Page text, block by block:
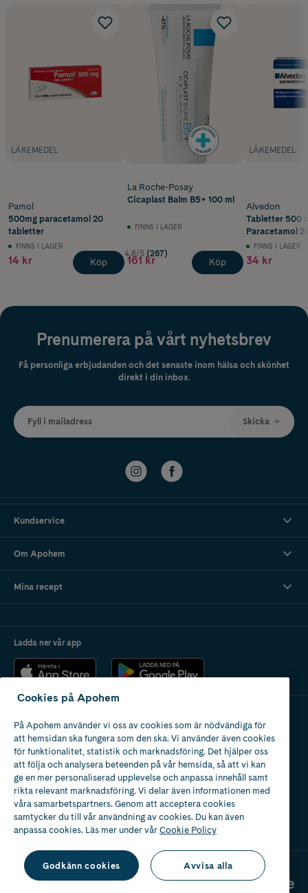
LÄKEMEDEL
Pamol
500mg paracetamol 20
tabletter
FINNS I LAGER
14 kr Köp
La Roche-Posay
Cicaplast Balm B5+ 100 ml
FINNS I LAGER
4.8/5 (267)
161 kr Köp
LÄKEMEDEL
Alvedon
Tabletter 500
Paracetamol
FINNS I LAGER
34 kr
Prenumerera på vårt nyhetsbrev
Få personliga erbjudanden och det senaste inom hälsa och skönhet
direkt i din inbox.
Fyll i mailadress Skicka
Kundservice
Om Apohem
Mina recept
Ladda ner vår app
Apotek med tillstånd
av Läkemedelsverket
2024
Cookies på Apohem
På Apohem använder vi oss av cookies som är nödvändiga för
att hemsidan ska fungera som den ska. Vi använder även cookies
för funktionalitet, statistik och marknadsföring. Det hjälper oss
att följa och analysera beteenden på vår hemsida, så att vi kan
ge en mer personaliserad upplevelse och anpassa innehåll samt
rikta relevant marknadsföring. Vi delar även informationen med
våra samarbetspartners. Genom att acceptera cookies
samtycker du till vår användning av cookies. Du kan även
anpassa cookies. Läs mer under vårCookie Policy
Godkänn cookies Avvisa alla